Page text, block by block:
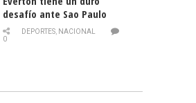
desafío ante Sao Paulo
DEPORTES, NACIONAL
0